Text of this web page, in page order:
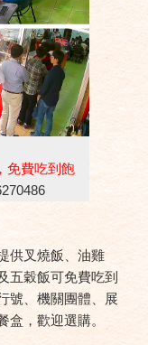
免費吃到飽
供叉燒飯、油雞
五穀飯可免費吃到
號、機關團體、展
，歡迎選購。